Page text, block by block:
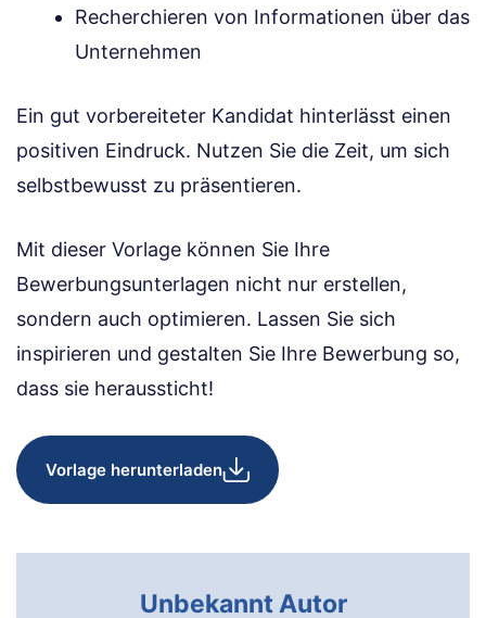
Recherchieren von Informationen über das
Unternehmen
Ein gut vorbereiteter Kandidat hinterlässt einen
positiven Eindruck. Nutzen Sie die Zeit, um sich
selbstbewusst zu präsentieren.
Mit dieser Vorlage können Sie Ihre
Bewerbungsunterlagen nicht nur erstellen,
sondern auch optimieren. Lassen Sie sich
inspirieren und gestalten Sie Ihre Bewerbung so,
dass sie heraussticht!
Vorlage herunterladen
Unbekannt Autor